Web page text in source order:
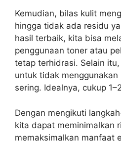
Kemudian, bilas kulit
hingga tidak ada residu
hasil terbaik, kita bisa
penggunaan toner atau
tetap terhidrasi. Selain
untuk tidak
sering. Idealnya, cukup
Dengan mengikuti
kita dapat meminimalkan
memaksimalkan manfaat